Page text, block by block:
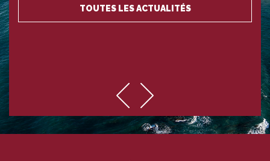
TOUTES LES ACTUALITÉS